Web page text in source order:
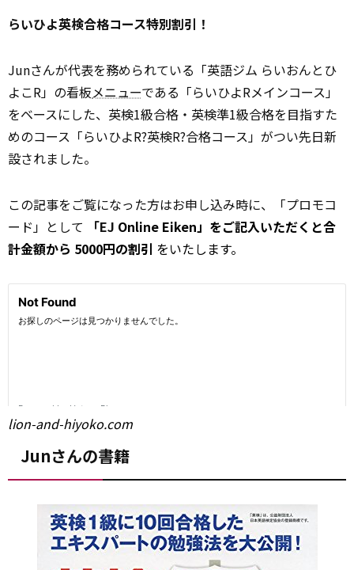
らいひよ英検合格コース特別割引！
Junさんが代表を務められている「英語ジム らいおんとひ
よこR」の看板メニューである「らいひよRメインコース」
をベースにした、英検1級合格・英検準1級合格を目指すた
めのコース「らいひよR?英検R?合格コース」がつい先日新
設されました。
この記事をご覧になった方はお申し込み時に、「プロモコ
ード」として
「EJ Online Eiken」をご記入いただくと合
計金額から 5000円の割引 をいたします。
lion-and-hiyoko.com
Junさんの書籍